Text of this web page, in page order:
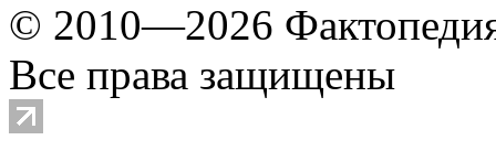
© 2010—2026
Все права защищены